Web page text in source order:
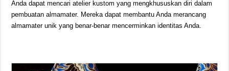
Anda dapat mencari atelier kustom yang mengkhususkan diri dalam
pembuatan almamater. Mereka dapat membantu Anda merancang
almamater unik yang benar-benar mencerminkan identitas Anda.